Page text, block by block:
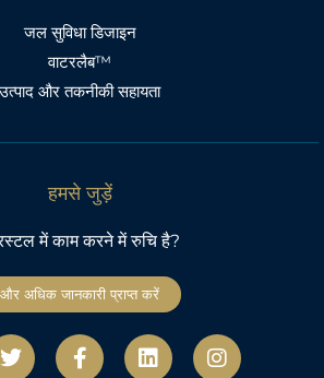
जल सुविधा डिजाइन
वाटरलैब™
उत्पाद और तकनीकी सहायता
हमसे जुड़ें
में काम करने में रुचि है?
और अधिक जानकारी प्राप्त करें
ट्वि
ट
फे
स
L
i
I
n